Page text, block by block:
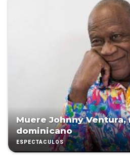
Muere Johnny
dominicano
ESPECTÁCULOS